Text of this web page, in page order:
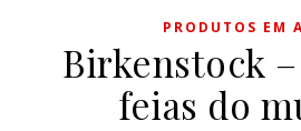
PRODUTOS EM
Birkenstock
feias do